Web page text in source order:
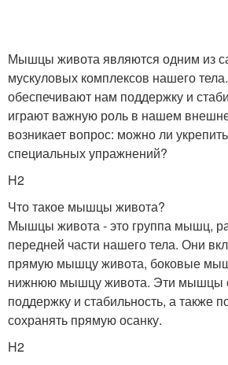
Мышцы живота являются одним из
мускуловых комплексов нашего
обеспечивают нам поддержку и
играют важную роль в нашем
возникает вопрос: можно ли
специальных упражнений?
H2
Что такое мышцы живота?
Мышцы живота - это группа мышц,
передней части нашего тела. Они
прямую мышцу живота, боковые
нижнюю мышцу живота. Эти мышцы
поддержку и стабильность, а также
сохранять прямую осанку.
H2